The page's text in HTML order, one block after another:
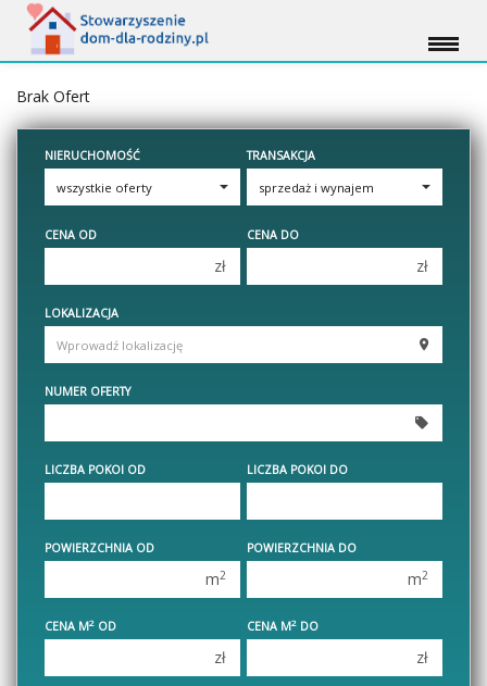
Brak Ofert
NIERUCHOMOŚĆ TRANSAKCJA
CENA OD
zł
200 000 zł
250 000 zł
300 000 zł
400 000 zł
CENA DO
zł
200 000 zł
250 000 zł
400 000 zł
LOKALIZACJA
NUMER OFERTY
LICZBA POKOI OD
2 pokoje
3 pokoje
4 pokoje
LICZBA POKOI DO
2 pokoje
3 pokoje
4 pokoje
POWIERZCHNIA OD
m2
POWIERZCHNIA DO
m2
CENA M2 OD
zł
CENA M2 DO
zł